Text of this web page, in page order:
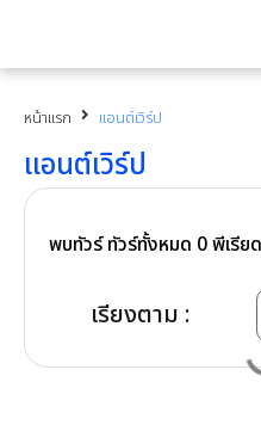
หน้าแรก แอนต์เวิร์ป
แอนต์เวิร์ป
พบทัวร์ ทัวร์ทั้งหมด 0พีเรีย
เรียงตาม :